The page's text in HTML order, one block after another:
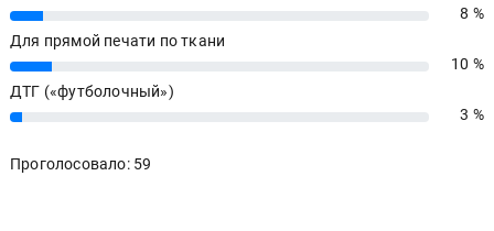
8%
8 %
Для прямой печати по ткани
10%
10 %
ДТГ («футболочный»)
3% 3 %
Проголосовало: 59